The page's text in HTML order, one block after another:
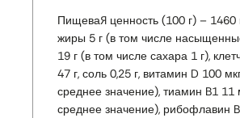
Пищевая ценность (100 г) – 1460
жиры 5 г (в том числе
19 г (в том числе сахара 1 г),
47 г, соль 0,25 г, витамин D 100
среднее значение), тиамин B1 11
среднее значение), рибофлавин